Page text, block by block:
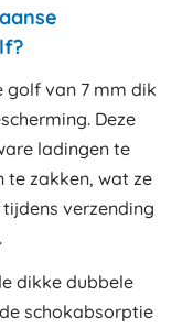
golf van 7 mm dik
Deze
ladingen te
te zakken, wat ze
verzending
dikke dubbele
schokabsorptie